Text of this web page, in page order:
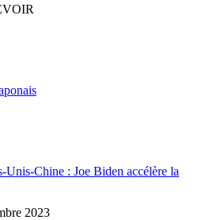
Unis-Chine : Joe Biden accélère la
2023